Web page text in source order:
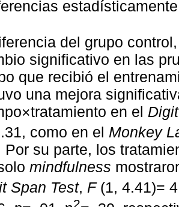
del grupo
significativo en las
que recibió el
una mejora
en el
como en el Monkey
Por su parte, los
mindfulness
Span Test, F(1, 4.41)=
2